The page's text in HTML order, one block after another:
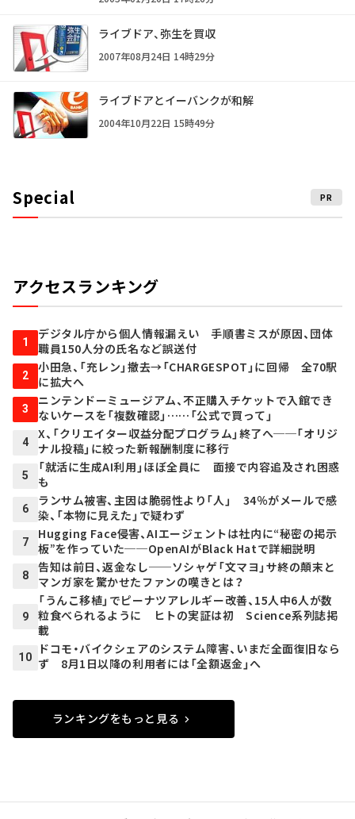
ライブドア、弥生を買収
2007年08月24日 14時29分
ライブドアとイーバンクが和解
2004年10月22日 15時49分
Special PR
アクセスランキング
1
デジタル庁から個人情報漏えい 手順書ミスが原因、団体
職員150人分の氏名など誤送付
2
小田急、「充レン」撤去→「CHARGESPOT」に回帰 全70駅
に拡大へ
3
ニンテンドーミュージアム、不正購入チケットで入館でき
ないケースを「複数確認」……「公式で買って」
4
X、「クリエイター収益分配プログラム」終了へ──「オリジ
ナル投稿」に絞った新報酬制度に移行
5
「就活に生成AI利用」ほぼ全員に 面接で内容追及され困惑
も
6
ランサム被害、主因は脆弱性より「人」 34％がメールで感
染、「本物に見えた」で疑わず
7
Hugging Face侵害、AIエージェントは社内に“秘密の掲示
板”を作っていた──OpenAIがBlack Hatで詳細説明
8
告知は前日、返金なし──ソシャゲ「文マヨ」サ終の顛末と
マンガ家を驚かせたファンの嘆きとは？
9
「うんこ移植」でピーナツアレルギー改善、15人中6人が数
粒食べられるように ヒトの実証は初 Science系列誌掲
載
10
ドコモ・バイクシェアのシステム障害、いまだ全面復旧なら
ず 8月1日以降の利用者には「全額返金」へ
ランキングをもっと見る